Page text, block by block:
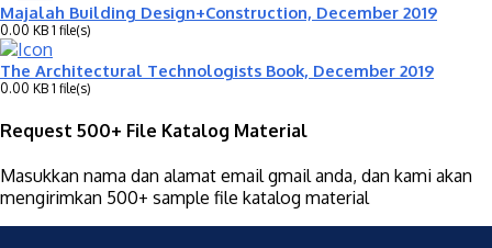
Majalah Building Design+Construction, December 2019
0.00 KB 1 file(s)
The Architectural Technologists Book, December 2019
0.00 KB 1 file(s)
Request 500+ File Katalog Material
Masukkan nama dan alamat email gmail anda, dan kami akan
mengirimkan 500+ sample file katalog material